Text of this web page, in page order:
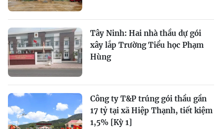
Tây Ninh: Hai nhà thầu dự gói
xây lắp Trường Tiểu học Phạm
Hùng
Công ty T&P trúng gói thầu gần
17 tỷ tại xã Hiệp Thạnh, tiết kiệm
1,5% [Kỳ 1]